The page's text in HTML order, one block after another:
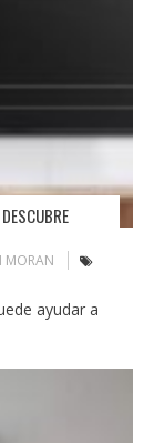
MORAN
ayudar a